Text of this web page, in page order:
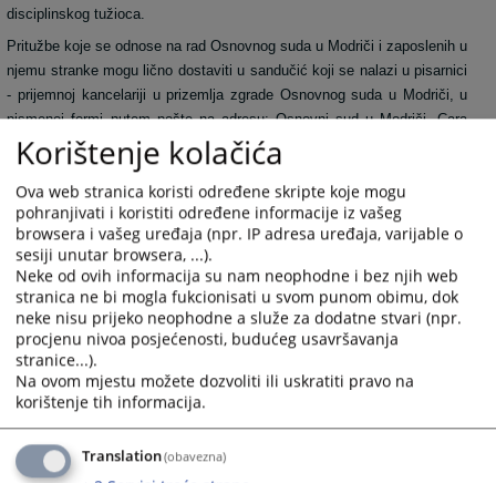
disciplinskog tužioca.
Pritužbe koje se odnose na rad Osnovnog suda u Modriči i zaposlenih u
njemu stranke mogu lično dostaviti u sandučić koji se nalazi u pisarnici
- prijemnoj kancelariji u prizemlja zgrade Osnovnog suda u Modriči, u
pismenoj formi putem pošte na adresu: Osnovni sud u Modriči, Cara
Lazara br. 9, 74480 Modriča, sa naznakom za predsjednika suda - n/r
Zine Halilović ili na mail adresu predjsednika Osnovnog suda u Modriči
Zine Halilović: zina.halilovic@pravosudje.ba, kao i na mail adresu
referenta za opšte poslove Osnovnog suda u Modriči Dejana Kozlice:
dejan.kozlica@pravosudje.ba.
4648PREGLEDA
Korištenje kolačića
Ova web stranica koristi određene skripte koje mogu
pohranjivati i koristiti određene informacije iz vašeg
browsera i vašeg uređaja (npr. IP adresa uređaja, varijable o
sesiji unutar browsera, ...).
Neke od ovih informacija su nam neophodne i bez njih web
stranica ne bi mogla fukcionisati u svom punom obimu, dok
neke nisu prijeko neophodne a služe za dodatne stvari (npr.
procjenu nivoa posjećenosti, budućeg usavršavanja
stranice...).
Na ovom mjestu možete dozvoliti ili uskratiti pravo na
korištenje tih informacija.
Translation(obavezna)